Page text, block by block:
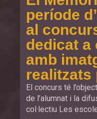
període
al
dedicat a
amb
realitzats
El concurs té
de l’alumnat i la
col·lectiu Les